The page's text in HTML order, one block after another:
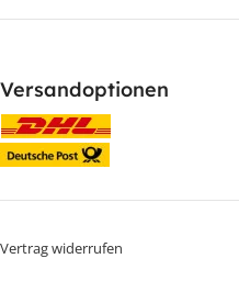
Versandoptionen
Vertrag widerrufen